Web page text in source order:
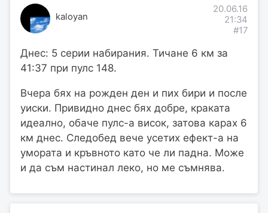
kaloyan
20.06.16
21:34
#17
Днес: 5 серии набирания. Тичане 6 км за
41:37 при пулс 148.
Вчера бях на рожден ден и пих бири и после
уиски. Привидно днес бях добре, краката
идеално, обаче пулс-а висок, затова карах 6
км днес. Следобед вече усетих ефект-а на
умората и кръвното като че ли падна. Може
и да съм настинал леко, но ме съмнява.